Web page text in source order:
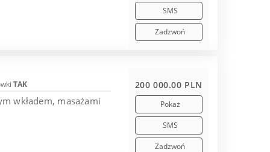
SMS
Zadzwoń
TAK
wkładem, masażami
200 000.00 PLN
Pokaż
SMS
Zadzwoń